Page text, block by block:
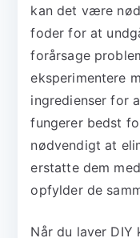
kan det være
foder for at
forårsage
eksperimentere
ingredienser for
fungerer bedst
nødvendigt at
erstatte dem
opfylder de
Når du laver